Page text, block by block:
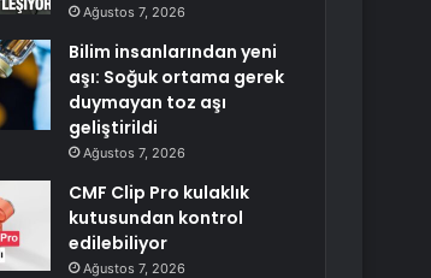
Ağustos 7, 2026
Bilim insanlarından yeni
aşı: Soğuk ortama gerek
duymayan toz aşı
geliştirildi
Ağustos 7, 2026
CMF Clip Pro kulaklık
kutusundan kontrol
edilebiliyor
Ağustos 7, 2026